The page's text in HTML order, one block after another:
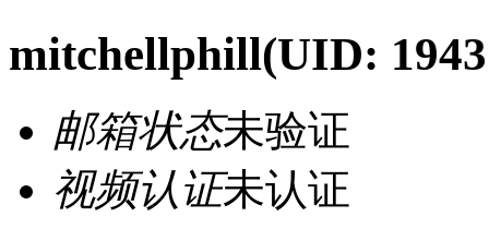
mitchellphill(UID:
邮箱状态未验证
视频认证未认证